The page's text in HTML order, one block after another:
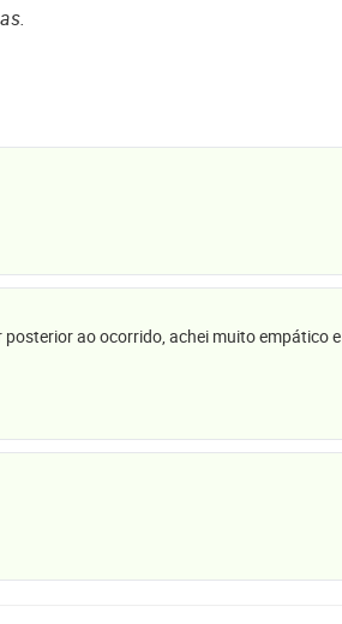
ao ocorrido, achei muito empático e